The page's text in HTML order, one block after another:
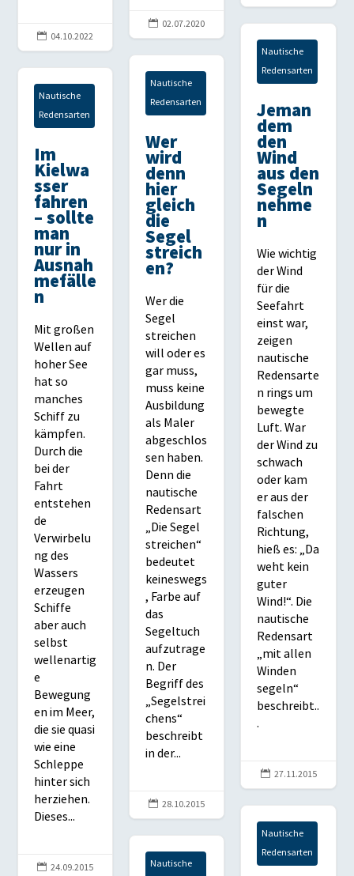
 04.10.2022
 02.07.2020
Nautische
Redensarten
Jeman
dem
den
Wind
aus den
Segeln
nehme
n
Wie wichtig
der Wind
für die
Seefahrt
einst war,
zeigen
nautische
Redensarte
n rings um
bewegte
Luft. War
der Wind zu
schwach
oder kam
er aus der
falschen
Richtung,
hieß es: „Da
weht kein
guter
Wind!“. Die
nautische
Redensart
„mit allen
Winden
segeln“
beschreibt..
.
 27.11.2015
Nautische
Redensarten
Wer
wird
denn
hier
gleich
die
Segel
streich
en?
Wer die
Segel
streichen
will oder es
gar muss,
muss keine
Ausbildung
als Maler
abgeschlos
sen haben.
Denn die
nautische
Redensart
„Die Segel
streichen“
bedeutet
keineswegs
, Farbe auf
das
Segeltuch
aufzutrage
n. Der
Begriff des
„Segelstrei
chens“
beschreibt
in der...
 28.10.2015
Nautische
Redensarten
Im
Kielwa
sser
fahren
– sollte
man
nur in
Ausnah
mefälle
n
Mit großen
Wellen auf
hoher See
hat so
manches
Schiff zu
kämpfen.
Durch die
bei der
Fahrt
entstehen
de
Verwirbelu
ng des
Wassers
erzeugen
Schiffe
aber auch
selbst
wellenartig
e
Bewegung
en im Meer,
die sie quasi
wie eine
Schleppe
hinter sich
herziehen.
Dieses...
 24.09.2015
Nautische
Redensarten
Nautische